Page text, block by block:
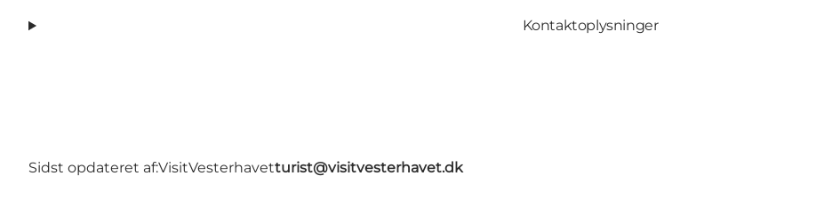
Kontaktoplysninger
Sidst opdateret af:VisitVesterhavetturist@visitvesterhavet.dk